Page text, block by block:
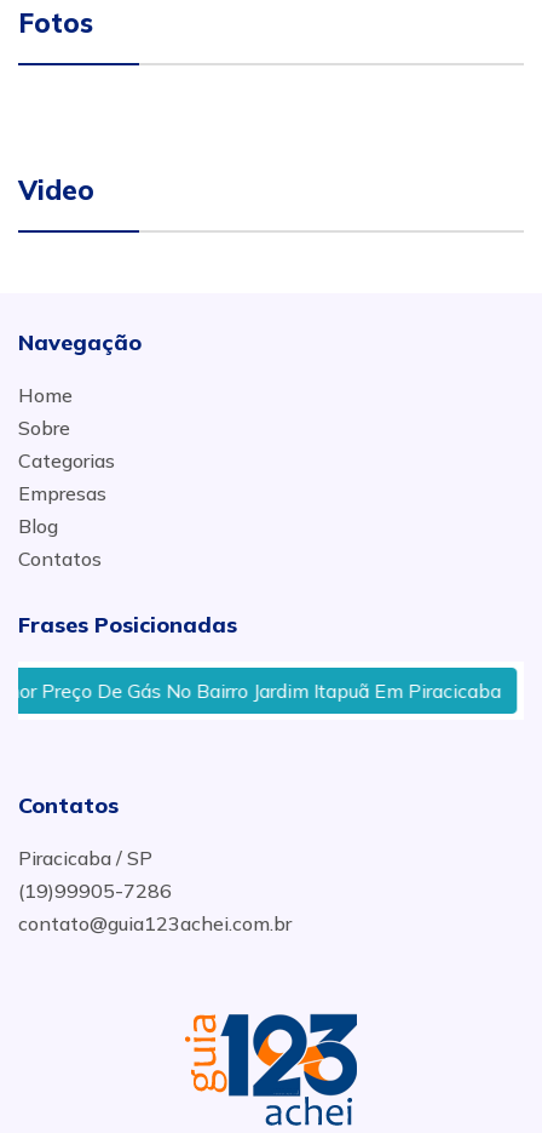
Fotos
Video
Navegação
Home
Sobre
Categorias
Empresas
Blog
Contatos
Frases Posicionadas
Preço De Gás No Bairro Jardim Itapuã Em Piracicaba
Contatos
Piracicaba / SP
(19)99905-7286
contato@guia123achei.com.br